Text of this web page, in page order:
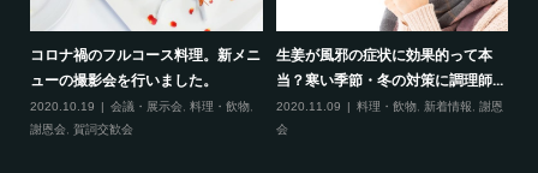
コロナ禍のフルコース料理。新メニ
ューの撮影会を行いました。
2020.10.19 会議・展示会, 料理・飲物,
謝恩会, 賀詞交歓会
生姜が風邪の症状に効果的って本
当？寒い季節・冬の対策に調理師...
2020.11.09 料理・飲物, 新着情報, 謝恩
会